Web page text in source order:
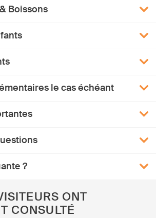
Boissons
le cas échéant
?
ONT
CONSULTÉ